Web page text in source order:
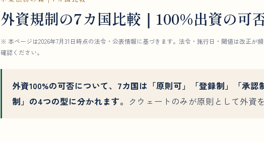
外資規制の7カ国比較｜100%出資の可
※ 本ページは2026年7月31日時点の法令・公表情報に基づきます。法令・施行日・閾値は改正が
確認ください。
外資100%の可否について、7カ国は「原則可」「登録制」「承認
制」の4つの型に分かれます。 クウェートのみが原則として外資